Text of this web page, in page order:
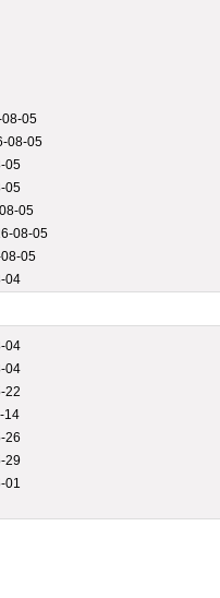
05
08-05
05
05
05
08-05
05
04
04
04
22
14
26
29
01